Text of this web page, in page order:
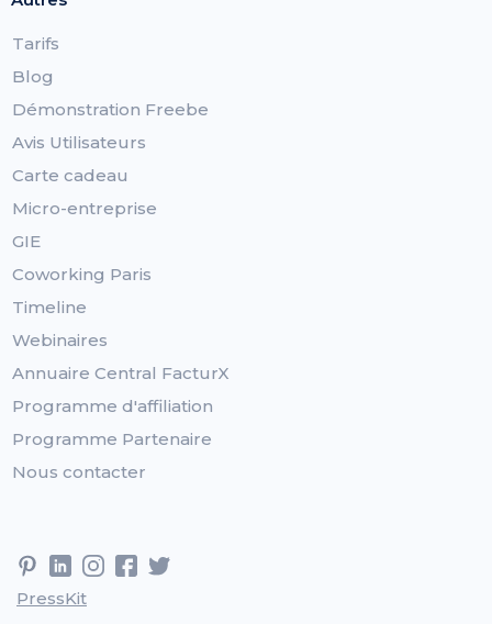
Tarifs
Blog
Démonstration Freebe
Avis Utilisateurs
Carte cadeau
Micro-entreprise
GIE
Coworking Paris
Timeline
Webinaires
Annuaire Central FacturX
Programme d'affiliation
Programme Partenaire
Nous contacter
PressKit